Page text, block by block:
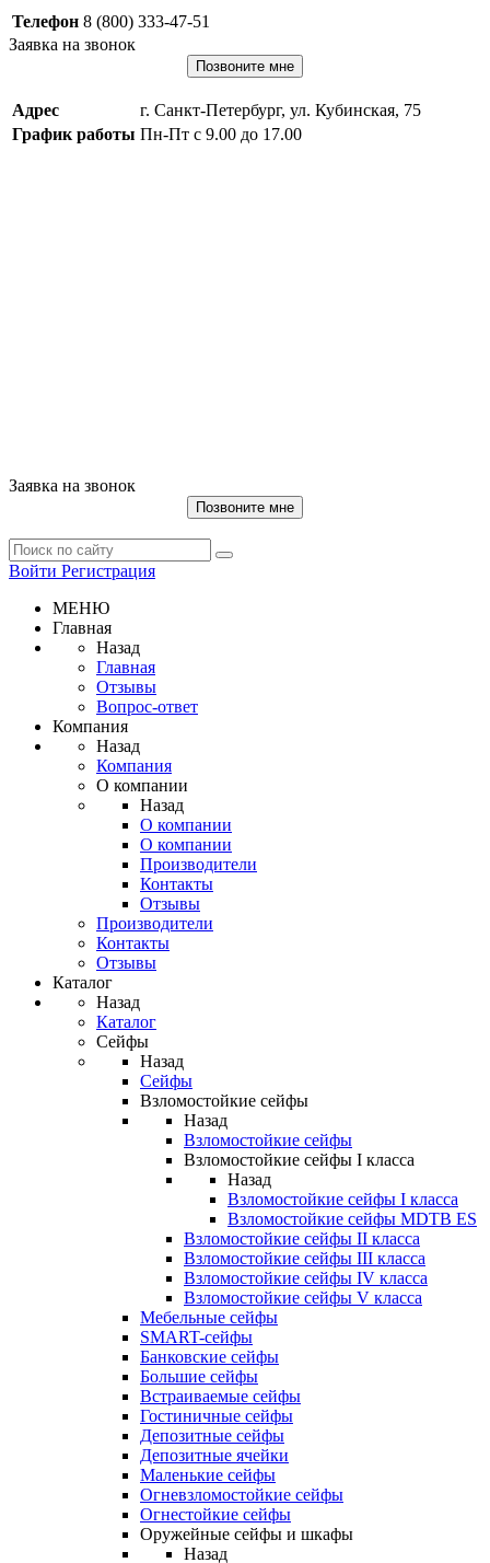
Телефон 8 (800) 333-47-51
Заявка на звонок
Позвоните мне
Адрес
г. Санкт-Петербург, ул. Кубинская, 75
График работы Пн-Пт с 9.00 до 17.00
Заявка на звонок
Позвоните мне
Войти Регистрация
МЕНЮ
Главная
Назад
Главная
Отзывы
Вопрос-ответ
Компания
Назад
Компания
О компании
Назад
О компании
О компании
Производители
Контакты
Отзывы
Производители
Контакты
Отзывы
Каталог
Назад
Каталог
Сейфы
Назад
Сейфы
Взломостойкие сейфы
Назад
Взломостойкие сейфы
Взломостойкие сейфы I класса
Назад
Взломостойкие сейфы I класса
Взломостойкие сейфы MDTB ES
Взломостойкие сейфы II класса
Взломостойкие сейфы III класса
Взломостойкие сейфы IV класса
Взломостойкие сейфы V класса
Мебельные сейфы
SMART-сейфы
Банковские сейфы
Большие сейфы
Встраиваемые сейфы
Гостиничные сейфы
Депозитные сейфы
Депозитные ячейки
Маленькие сейфы
Огневзломостойкие сейфы
Огнестойкие сейфы
Оружейные сейфы и шкафы
Назад